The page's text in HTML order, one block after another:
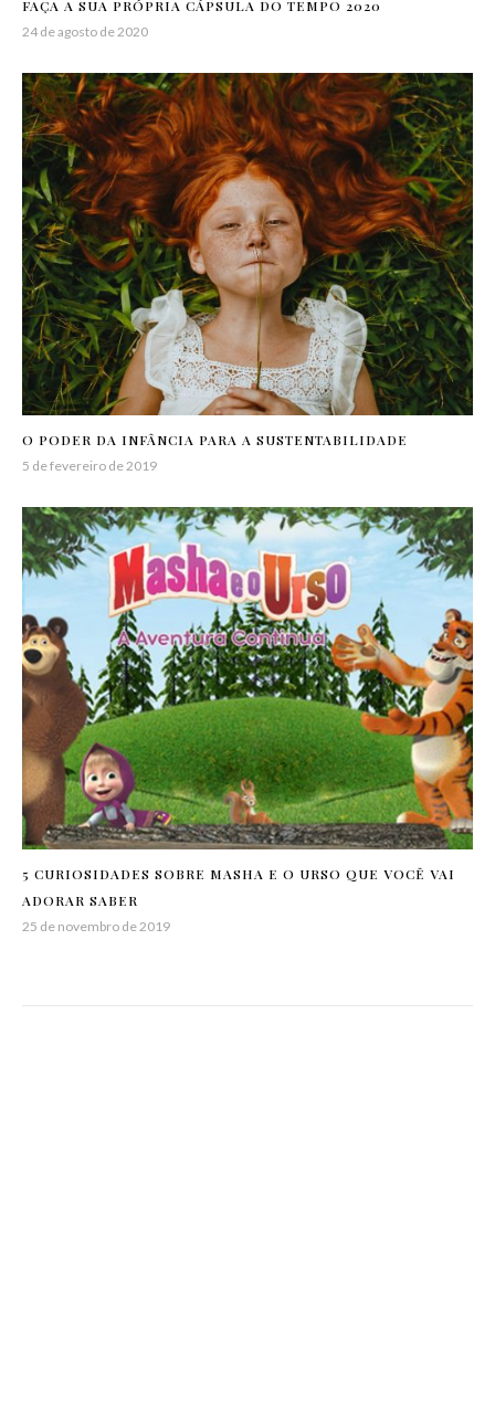
FAÇA A SUA PRÓPRIA CÁPSULA DO TEMPO 2020
24 de agosto de 2020
O PODER DA INFÂNCIA PARA A SUSTENTABILIDADE
5 de fevereiro de 2019
5 CURIOSIDADES SOBRE MASHA E O URSO QUE VOCÊ VAI
ADORAR SABER
25 de novembro de 2019